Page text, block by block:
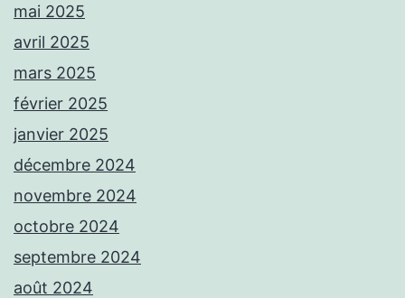
mai 2025
avril 2025
mars 2025
février 2025
janvier 2025
décembre 2024
novembre 2024
octobre 2024
septembre 2024
août 2024